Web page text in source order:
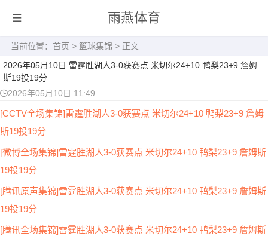
雨燕体育
当前位置： 首页 > 篮球集锦 > 正文
2026年05月10日 雷霆胜湖人3-0获赛点 米切尔24+10 鸭梨23+9 詹姆
斯19投19分
2026年05月10日 11:49
[CCTV全场集锦]雷霆胜湖人3-0获赛点 米切尔24+10 鸭梨23+9 詹姆
斯19投19分
[微博全场集锦]雷霆胜湖人3-0获赛点 米切尔24+10 鸭梨23+9 詹姆斯
19投19分
[腾讯原声集锦]雷霆胜湖人3-0获赛点 米切尔24+10 鸭梨23+9 詹姆斯
19投19分
[腾讯全场集锦]雷霆胜湖人3-0获赛点 米切尔24+10 鸭梨23+9 詹姆斯